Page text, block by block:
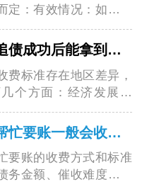
定：有效情况：如果西
法注册登记，经营范围
提供债务追讨服务，并
和合法程序进行追债活
济宁收账公司追债成功后能拿到多少报酬?
费标准存在地区差异，
个方面：经济发展水
如上海、北京、深圳
高、市场竞争激烈，西
本也高，同时对专业人
济宁讨债公司帮忙要账一般会收取多少费用?
要账的收费方式和标准
务金额、催收难度等诸